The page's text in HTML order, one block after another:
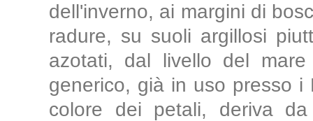
dell'inverno, ai margini di
radure, su suoli argillosi
azotati, dal livello del
generico, già in uso presso
colore dei petali, deriva